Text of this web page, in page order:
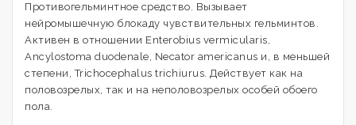
Противогельминтное средство. Вызывает
нейромышечную блокаду чувствительных гельминтов.
Активен в отношении Enterobius vermicularis,
Ancylostoma duodenale, Necator americanus и, в меньшей
степени, Trichocephalus trichiurus. Действует как на
половозрелых, так и на неполовозрелых особей обоего
пола.